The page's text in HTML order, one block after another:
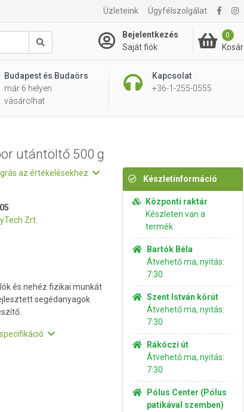
Üzleteink Ügyfélszolgálat
Keresés
Bejelentkezés
Saját fiók
0
Kosár
Budapest és Budaörs
már 6 helyen
vásárolhat
Kapcsolat
+36-1-255-0555
4 390 Ft Kosárba rakom
utántöltő 500 g
az értékelésekhez
Zrt.
és nehéz fizikai munkát
segédanyagok
Készletinformáció
Központi raktár
Készleten van a
termék
Bartók Béla
Átvehető ma, nyitás:
7:30
Szent István körút
Átvehető ma, nyitás:
7:30
Rákóczi út
Átvehető ma, nyitás:
7:30
Pólus Center (Pólus
patikával szemben)